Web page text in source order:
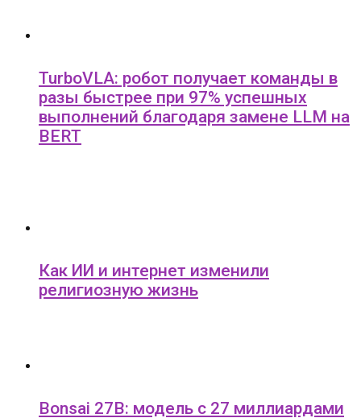
TurboVLA: робот получает команды в
разы быстрее при 97% успешных
выполнений благодаря замене LLM на
BERT
Как ИИ и интернет изменили
религиозную жизнь
Bonsai 27B: модель с 27 миллиардами